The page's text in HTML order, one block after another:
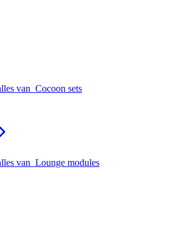
van Cocoon sets
van Lounge modules